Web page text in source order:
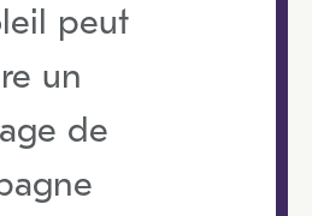
peut
un
de